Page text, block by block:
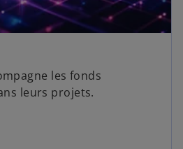
les fonds
leurs projets.